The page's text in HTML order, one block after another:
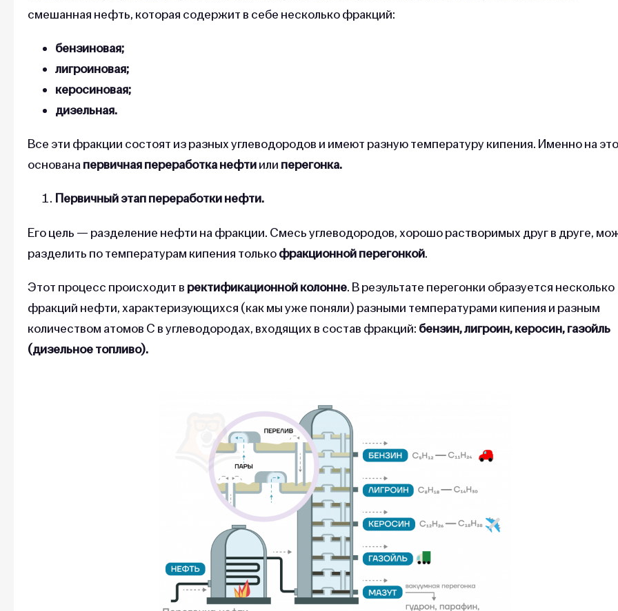
смешанная нефть, которая содержит в себе несколько фракций:
бензиновая;
лигроиновая;
керосиновая;
дизельная.
Все эти фракции состоят из разных углеводородов и имеют разную температуру кипения. Именно на
основанапервичная переработка нефтиили перегонка.
Первичный этап переработки нефти.
Его цель — разделение нефти на фракции. Смесь углеводородов, хорошо растворимых друг в друге,
разделить по температурам кипения толькофракционной перегонкой.
Этот процесс происходит в ректификационной колонне. В результате перегонки образуется несколько
фракций нефти, характеризующихся (как мы уже поняли) разными температурами кипения и разным
количеством атомов C в углеводородах, входящих в состав фракций: бензин, лигроин, керосин, газойль
(дизельное топливо).